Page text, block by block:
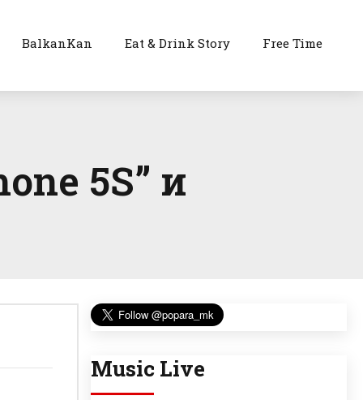
BalkanKan Eat & Drink Story Free Time
5S” и
Music Live